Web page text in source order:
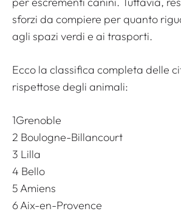
sforzi da compiere per quanto
agli spazi verdi e ai trasporti.
Ecco la classifica completa delle
rispettose degli animali:
1Grenoble
2 Boulogne-Billancourt
3 Lilla
4 Bello
5 Amiens
6 Aix-en-Provence